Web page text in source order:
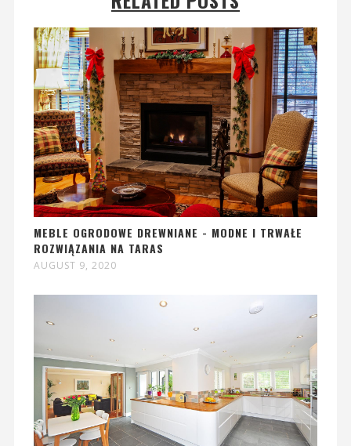
MEBLE OGRODOWE DREWNIANE - MODNE I TRWAŁE
ROZWIĄZANIA NA TARAS
AUGUST 9, 2020